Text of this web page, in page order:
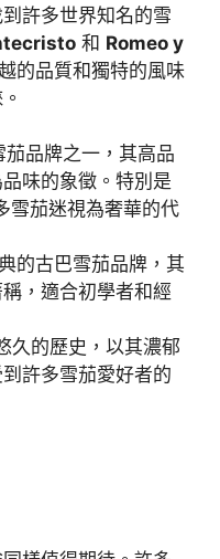
許多世界知名的雪
和 Romeo y
的品質和獨特的風味
品牌之一，其高品
味的象徵。特別是
雪茄迷視為奢華的代
的古巴雪茄品牌，其
，適合初學者和經
久的歷史，以其濃郁
許多雪茄愛好者的